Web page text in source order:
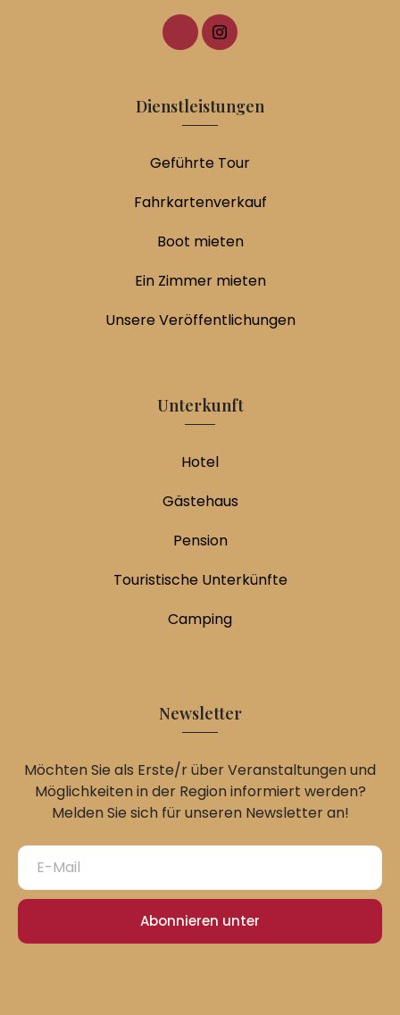
Dienstleistungen
Geführte Tour
Fahrkartenverkauf
Boot mieten
Ein Zimmer mieten
Unsere Veröffentlichungen
Unterkunft
Hotel
Gästehaus
Pension
Touristische Unterkünfte
Camping
Newsletter
Möchten Sie als Erste/r über Veranstaltungen und
Möglichkeiten in der Region informiert werden?
Melden Sie sich für unseren Newsletter an!
Abonnieren unter